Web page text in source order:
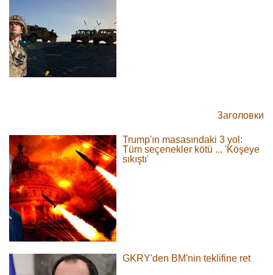
Заголовки
Trump'ın masasındaki 3 yol:
Tüm seçenekler kötü ... 'Köşeye
sıkıştı'
GKRY'den BM'nin teklifine ret